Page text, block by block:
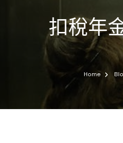
扣稅年
Home